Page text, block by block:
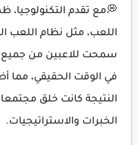
💭مع تقدم
اللعب، مثل نظام اللعب
سمحت للاعبين من جميع
في الوقت الحقيقي، مما
النتيجة كانت خلق
الخبرات والاستراتيجيات.